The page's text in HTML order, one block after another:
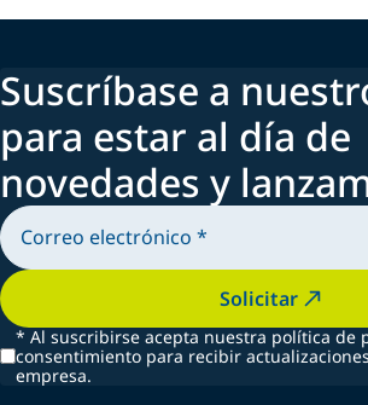
Suscríbase a
para estar al día de
novedades y
Solicitar
* Al suscribirse acepta nuestra política de
consentimiento para recibir
empresa.